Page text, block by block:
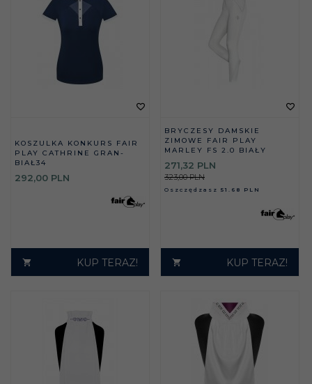
KOSZULKA KONKURS FAIR
PLAY CATHRINE GRAN-
BIAŁ34
292,00 PLN
KUP TERAZ!
BRYCZESY DAMSKIE
ZIMOWE FAIR PLAY
MARLEY FS 2.0 BIAŁY
271,32 PLN
323,00 PLN
Oszczędzasz 51.68 PLN
KUP TERAZ!